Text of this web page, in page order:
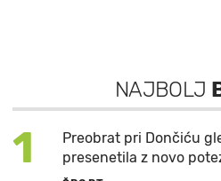
NAJBOLJ
1
Preobrat pri Dončiću
presenetila z novo